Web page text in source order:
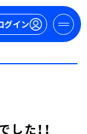
グイン
た！！